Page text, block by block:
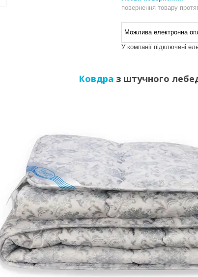
повернення товару
У компанії підключені
Ковдра з штучного